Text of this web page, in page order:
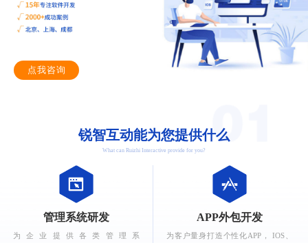
点我咨询
锐智互动能为您提供什么
What can Ruizhi Interactive provide for you?
管理系统研发
为企业提供各类管理系
APP外包开发
为客户量身打造个性化APP， IOS、